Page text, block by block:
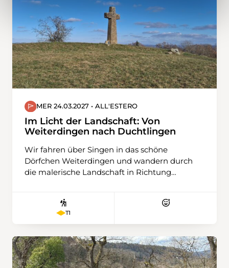
MER 24.03.2027 • ALL'ESTERO
Im Licht der Landschaft: Von
Weiterdingen nach Duchtlingen
Wir fahren über Singen in das schöne
Dörfchen Weiterdingen und wandern durch
die malerische Landschaft in Richtung
eingebettet zwischen weitläufigen Feldern.
Meist folgen wir alten Ackerwegen, die der
lassen.Nur kurze Abschnitte verlaufen auf
festen, kaum befahrenen Straßen. So
geniessen wir eine ruhige, naturnahe
T1